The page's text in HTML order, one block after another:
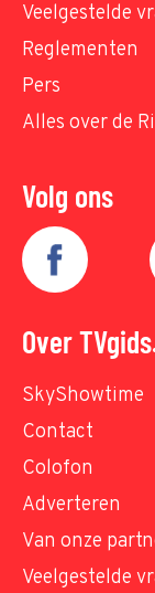
Veelgestelde
Reglementen
Pers
Alles over de
Volg ons
Over
SkyShowtime
Contact
Colofon
Adverteren
Van onze
Veelgestelde